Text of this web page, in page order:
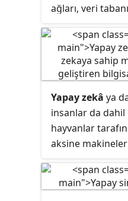
ağları, veri
alanlarıdır.
Yapay zekâ ya
insanlar da
hayvanlar
aksine
ikinci kategoriler
genellikle